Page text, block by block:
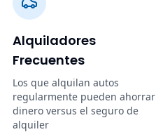
Alquiladores
Frecuentes
Los que alquilan autos
regularmente pueden ahorrar
dinero versus el seguro de
alquiler